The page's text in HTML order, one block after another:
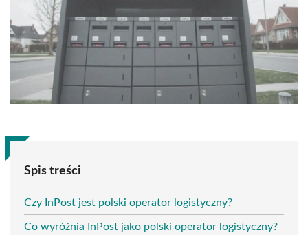
Spis treści
Czy InPost jest polski operator logistyczny?
Co wyróżnia InPost jako polski operator logistyczny?